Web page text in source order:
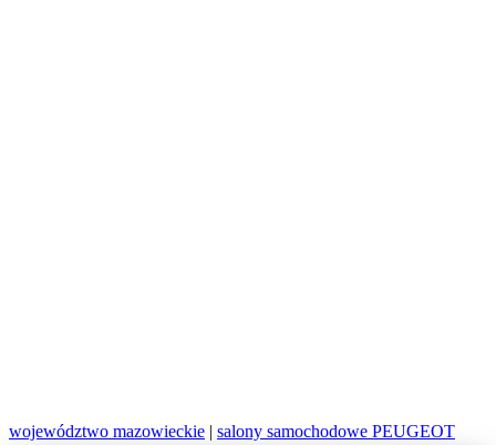
województwo mazowieckie | salony samochodowe PEUGEOT